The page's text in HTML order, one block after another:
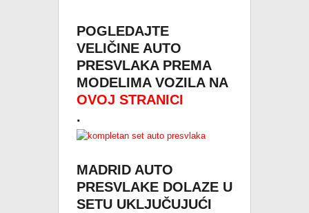
POGLEDAJTE
VELIČINE AUTO
PRESVLAKA PREMA
MODELIMA VOZILA NA
OVOJ STRANICI
.
MADRID AUTO
PRESVLAKE DOLAZE U
SETU UKLJUČUJUĆI